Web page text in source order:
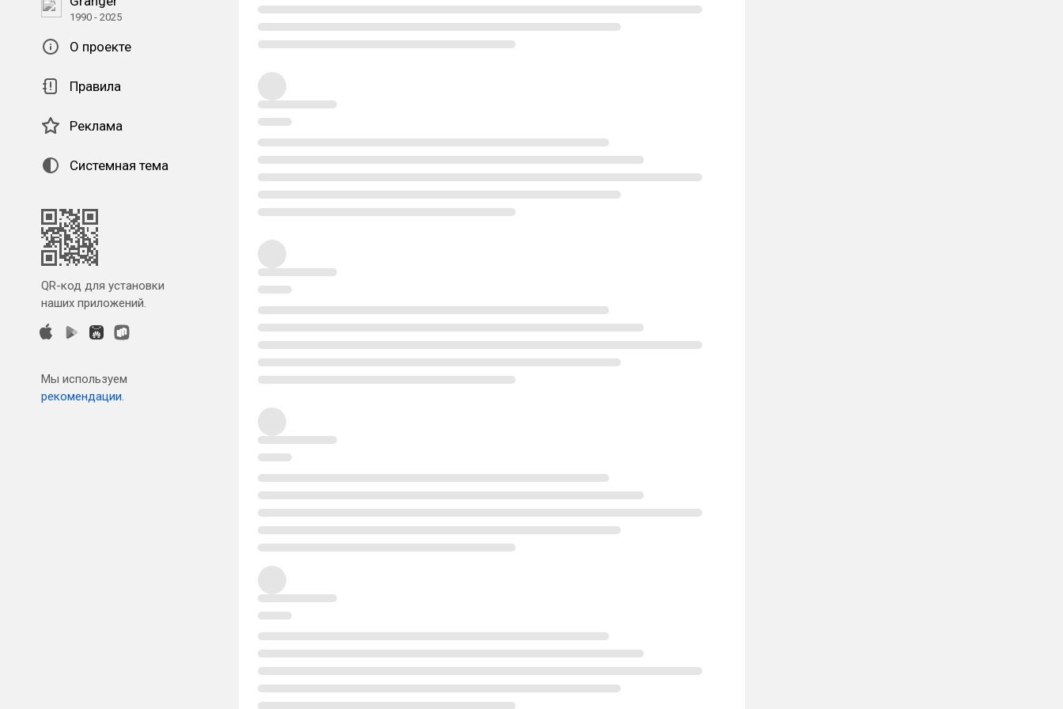
1990 - 2025
О проекте
Правила
Реклама
Системная тема
QR-код для установки
наших приложений.
Мы используем
рекомендации.